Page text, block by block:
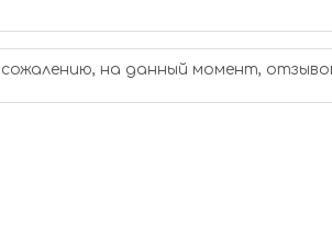
сожалению, на данный момент,